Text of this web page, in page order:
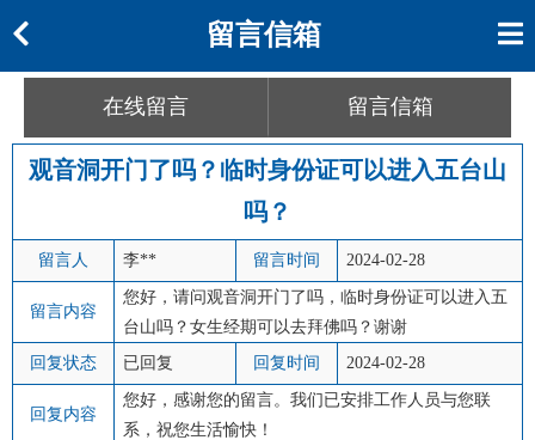
留言信箱
在线留言 留言信箱
观音洞开门了吗？临时身份证可以进入五台山
吗？
留言人 李** 留言时间 2024-02-28
留言内容
您好，请问观音洞开门了吗，临时身份证可以进入五
台山吗？女生经期可以去拜佛吗？谢谢
回复状态
已回复 回复时间 2024-02-28
回复内容
您好，感谢您的留言。我们已安排工作人员与您联
系，祝您生活愉快！